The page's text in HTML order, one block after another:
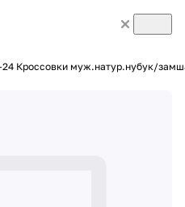
24 Кроссовки муж.натур.нубук/